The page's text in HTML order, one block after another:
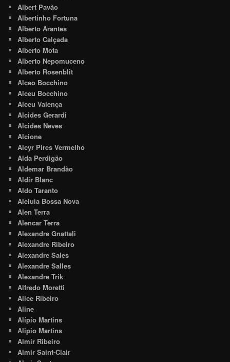
Albert Pavão
Albertinho Fortuna
Alberto Arantes
Alberto Calçada
Alberto Mota
Alberto Nepomuceno
Alberto Rosenblit
Alceo Bocchino
Alceu Bocchino
Alceu Valença
Alcides Gerardi
Alcides Neves
Alcione
Alcyr Pires Vermelho
Alda Perdigão
Aldemar Brandão
Aldir Blanc
Aldo Taranto
Aleluia Bossa Nova
Alen Terra
Alencar Terra
Alexandre Gnattali
Alexandre Ribeiro
Alexandre Sales
Alexandre Salles
Alexandre Trik
Alfredo Moretti
Alice Ribeiro
Aline
Alípio Martins
Alipio Martins
Almir Ribeiro
Almir Saint-Clair